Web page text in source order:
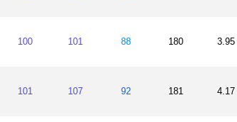
100 101 88 180 3.95
101 107 92 181 4.17